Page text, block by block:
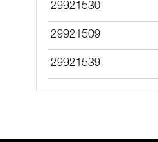
29921530
29921509
29921539